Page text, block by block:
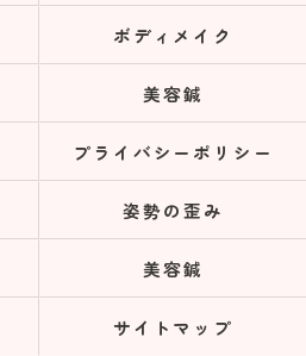
ボディメイク
美容鍼
プライバシーポリシー
姿勢の歪み
美容鍼
サイトマップ